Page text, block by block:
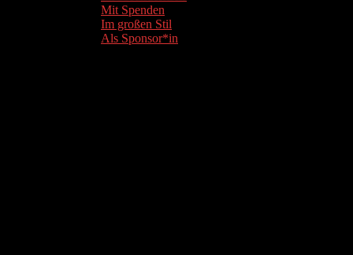
Mit Spenden
Im großen Stil
Als Sponsor*in